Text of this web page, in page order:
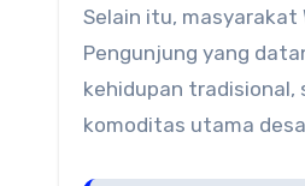
Selain itu, masyarakat
Pengunjung yang
kehidupan tradisional,
komoditas utama